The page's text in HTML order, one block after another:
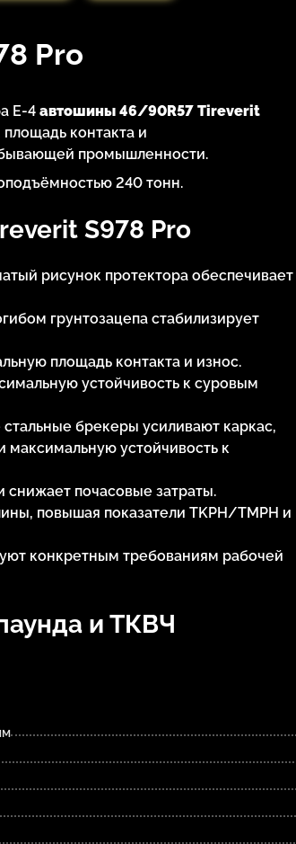
Pro
E-4 автошины 46/90R57 Tireverit
контакта и
промышленности.
240 тонн.
S978 Pro
рисунок протектора обеспечивает
грунтозацепа стабилизирует
площадь контакта и износ.
устойчивость к суровым
брекеры усиливают каркас,
максимальную устойчивость к
почасовые затраты.
повышая показатели TKPH/TMPH и
конкретным требованиям рабочей
и ТКВЧ